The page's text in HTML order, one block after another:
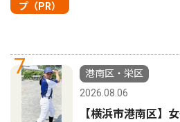
プ（PR）
7
港南区・栄区
2026.08.06
【横浜市港南区】